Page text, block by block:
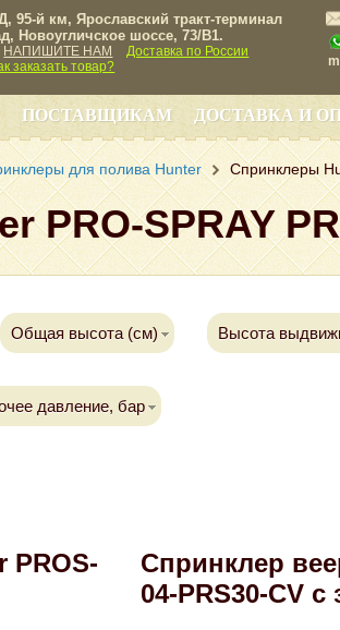
95-й км, Ярославский тракт-терминал
Новоугличское шоссе, 73/B1.
НАПИШИТЕ НАМ
Доставка по России
заказать товар?
ПОСТАВЩИКАМ ДОСТАВКА И
для полива Hunter Спринклеры
PRO-SPRAY
Общая высота (см) Высота
давление, бар
PROS-
Спринклер
04-PRS30-CV